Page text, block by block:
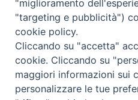
Curia
Via
Centralino tel.
Copyright 2000-2026 -
"miglioramento
"targeting e pubblicità")
cookie policy.
Cliccando su "accetta"
cookie. Cliccando su
maggiori informazioni sui
personalizzare le tue